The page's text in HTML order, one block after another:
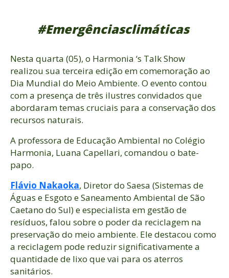
#Emergênciasclimáticas
Nesta quarta (05), o Harmonia ‘s Talk Show
realizou sua terceira edição em comemoração ao
Dia Mundial do Meio Ambiente. O evento contou
com a presença de três ilustres convidados que
abordaram temas cruciais para a conservação dos
recursos naturais.
A professora de Educação Ambiental no Colégio
Harmonia, Luana Capellari, comandou o bate-
papo.
Flávio Nakaoka, Diretor do Saesa (Sistemas de
Águas e Esgoto e Saneamento Ambiental de São
Caetano do Sul) e especialista em gestão de
resíduos, falou sobre o poder da reciclagem na
preservação do meio ambiente. Ele destacou como
a reciclagem pode reduzir significativamente a
quantidade de lixo que vai para os aterros
sanitários.